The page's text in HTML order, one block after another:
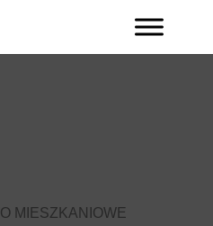
MIESZKANIOWE